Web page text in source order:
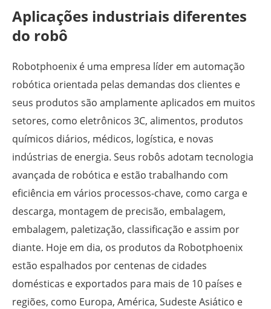
Aplicações industriais diferentes
do robô
Robotphoenix é uma empresa líder em automação
robótica orientada pelas demandas dos clientes e
seus produtos são amplamente aplicados em muitos
setores, como eletrônicos 3C, alimentos, produtos
químicos diários, médicos, logística, e novas
indústrias de energia. Seus robôs adotam tecnologia
avançada de robótica e estão trabalhando com
eficiência em vários processos-chave, como carga e
descarga, montagem de precisão, embalagem,
embalagem, paletização, classificação e assim por
diante. Hoje em dia, os produtos da Robotphoenix
estão espalhados por centenas de cidades
domésticas e exportados para mais de 10 países e
regiões, como Europa, América, Sudeste Asiático e